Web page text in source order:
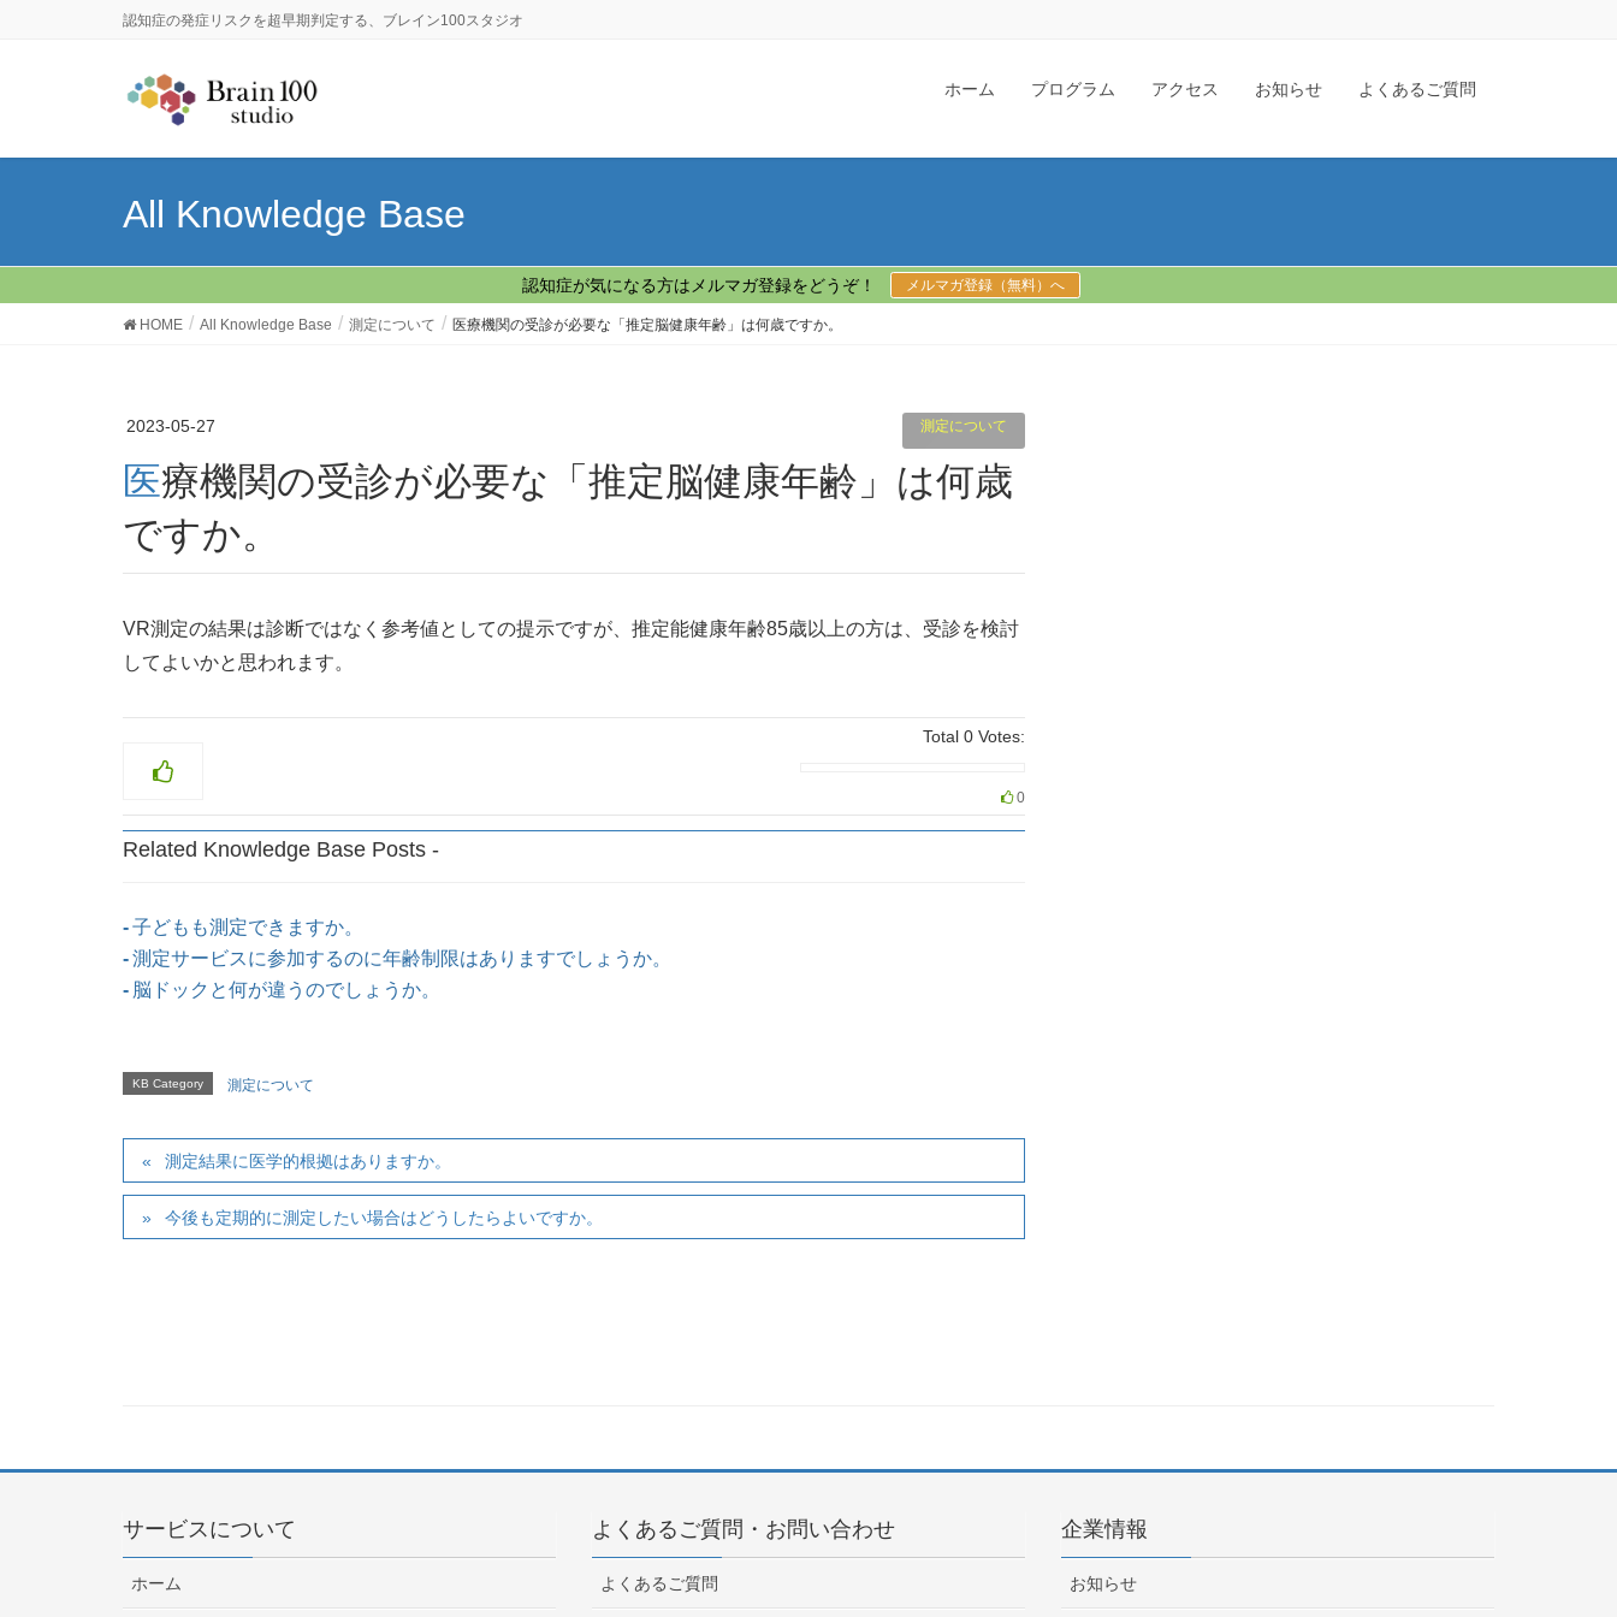
認知症の発症リスクを超早期判定する、ブレイン100スタジオ
ホーム プログラム アクセス お知らせ よくあるご質問
All Knowledge Base
認知症が気になる方はメルマガ登録をどうぞ！ メルマガ登録（無料）へ
HOME All Knowledge Base 測定について 医療機関の受診が必要な「推定脳健康年齢」は何歳ですか。
2023-05-27 測定について
医療機関の受診が必要な「推定脳健康年齢」は何歳
ですか。
VR測定の結果は診断ではなく参考値としての提示ですが、推定能健康年齢85歳以上の方は、受診を検討
してよいかと思われます。
Total 0 Votes:
0
Related Knowledge Base Posts -
子どもも測定できますか。
測定サービスに参加するのに年齢制限はありますでしょうか。
脳ドックと何が違うのでしょうか。
KB Category 測定について
測定結果に医学的根拠はありますか。
今後も定期的に測定したい場合はどうしたらよいですか。
サービスについて
ホーム
よくあるご質問・お問い合わせ
よくあるご質問
企業情報
お知らせ